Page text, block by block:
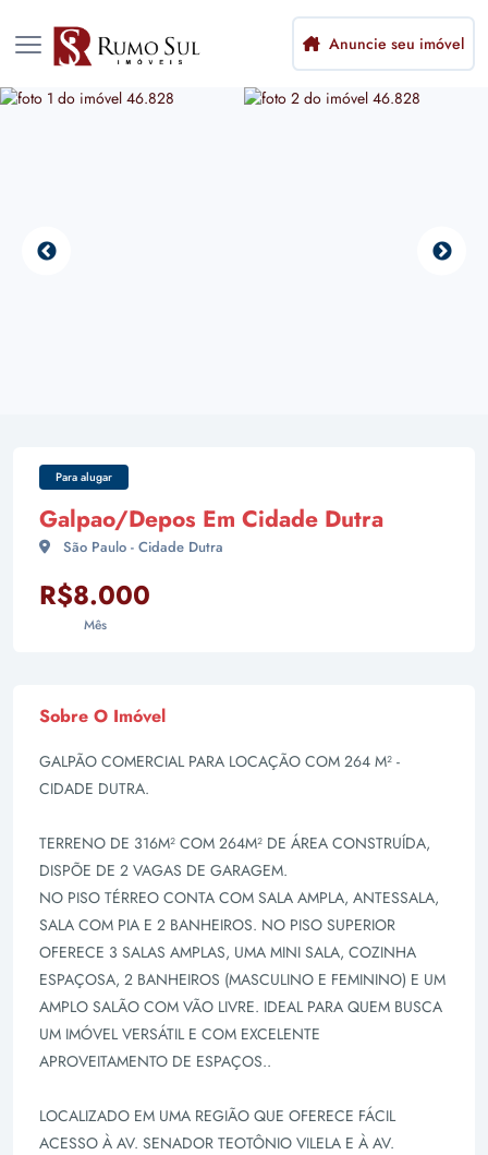
Anuncie seu imóvel
Para alugar
Galpao/Depos Em Cidade Dutra
São Paulo - Cidade Dutra
R$8.000
Mês
Sobre O Imóvel
GALPÃO COMERCIAL PARA LOCAÇÃO COM 264 M² -
CIDADE DUTRA.
TERRENO DE 316M² COM 264M² DE ÁREA CONSTRUÍDA,
DISPÕE DE 2 VAGAS DE GARAGEM.
NO PISO TÉRREO CONTA COM SALA AMPLA, ANTESSALA,
SALA COM PIA E 2 BANHEIROS. NO PISO SUPERIOR
OFERECE 3 SALAS AMPLAS, UMA MINI SALA, COZINHA
ESPAÇOSA, 2 BANHEIROS (MASCULINO E FEMININO) E UM
AMPLO SALÃO COM VÃO LIVRE. IDEAL PARA QUEM BUSCA
UM IMÓVEL VERSÁTIL E COM EXCELENTE
APROVEITAMENTO DE ESPAÇOS..
LOCALIZADO EM UMA REGIÃO QUE OFERECE FÁCIL
ACESSO À AV. SENADOR TEOTÔNIO VILELA E À AV.